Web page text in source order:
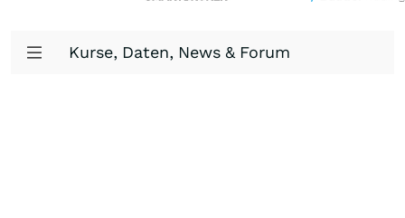
Kurse, Daten, News & Forum